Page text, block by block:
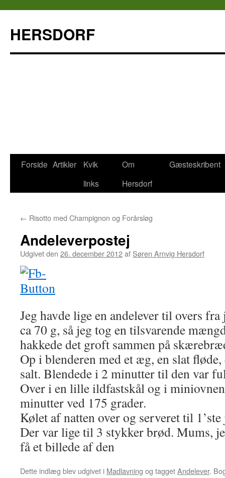
HERSDORF
Hop
Forside Artikler
Kvik
links
Om
Hersdorf
Gæsteskribent
← Risotto med Champignon og Forårsløg
Andeleverpostej
Udgivet den 26. december 2012af Søren Arnvig Hersdorf
Jeg havde lige en andelever til overs
ca 70 g, så jeg tog en tilsvarende
hakkede det groft sammen på
Op i blenderen med et æg, en slat
salt. Blendede i 2 minutter til den var
Over i en lille ildfastskål og i
minutter ved 175 grader.
Kølet af natten over og serveret til
Der var lige til 3 stykker brød. Mums,
få et billede af den
Dette indlæg blev udgivet i Madlavning og taggetAndelever.